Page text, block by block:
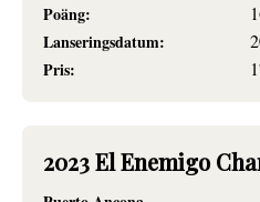
Poäng:
Lanseringsdatum:
Pris:
2023 El Enemigo